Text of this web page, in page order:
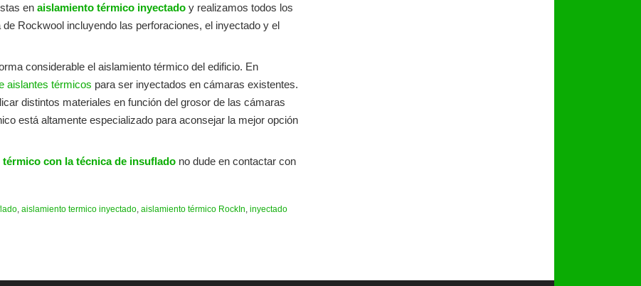
en aislamiento térmico inyectado y realizamos todos los
Rockwool incluyendo las perforaciones, el inyectado y el
considerable el aislamiento térmico del edificio. En
aislantes térmicos para ser inyectados en cámaras existentes.
distintos materiales en función del grosor de las cámaras
está altamente especializado para aconsejar la mejor opción
con la técnica de insuflado no dude en contactar con
, aislamiento termico inyectado, aislamiento térmico RockIn, inyectado